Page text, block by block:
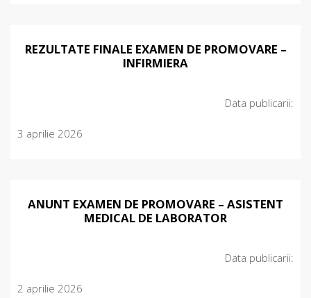
REZULTATE FINALE EXAMEN DE PROMOVARE –
INFIRMIERA
Data publicarii:
3 aprilie 2026
ANUNT EXAMEN DE PROMOVARE – ASISTENT
MEDICAL DE LABORATOR
Data publicarii:
2 aprilie 2026